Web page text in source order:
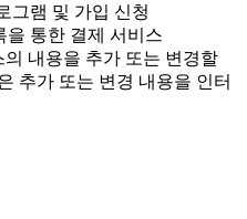
그램 및 가입 신청
을 통한 결제 서비스
내용을 추가 또는 변경할
추가 또는 변경 내용을 인터